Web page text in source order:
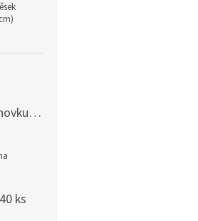
Voděodolné potahy na pohovku se vzorem
ks